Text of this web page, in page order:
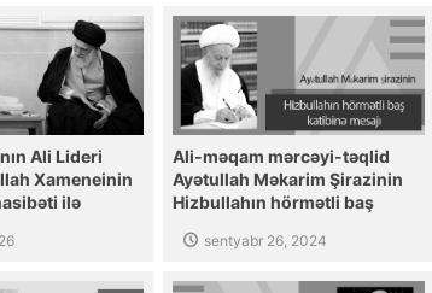
Ali Lideri
Xameneinin
ilə
Ali-məqam mərcəyi-təqlid
Ayətullah Məkarim Şirazinin
Hizbullahın hörmətli baş
sentyabr 26, 2024